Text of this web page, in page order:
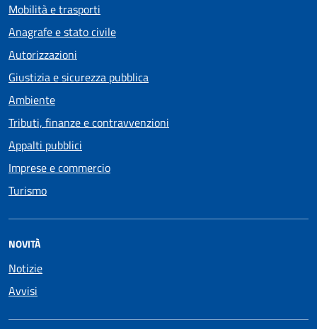
Mobilità e trasporti
Anagrafe e stato civile
Autorizzazioni
Giustizia e sicurezza pubblica
Ambiente
Tributi, finanze e contravvenzioni
Appalti pubblici
Imprese e commercio
Turismo
NOVITÀ
Notizie
Avvisi